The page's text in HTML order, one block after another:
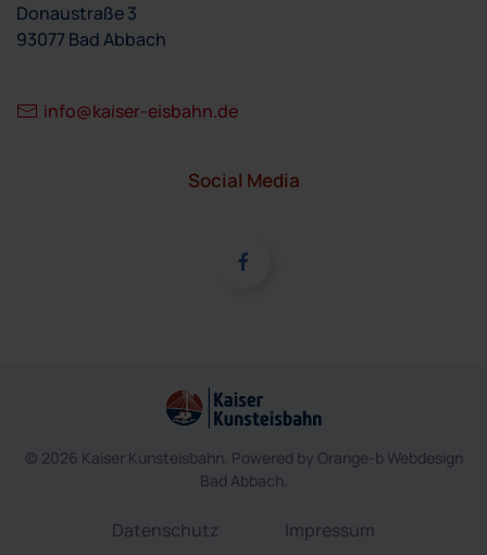
Donaustraße 3
93077 Bad Abbach
info@kaiser-eisbahn.de
Social Media
© 2026 Kaiser Kunsteisbahn. Powered by Orange-b Webdesign
Bad Abbach.
Datenschutz Impressum